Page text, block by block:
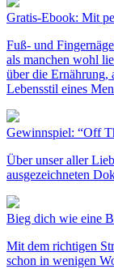
Gratis-Ebook: Mit
Fuß- und
als manchen wohl
über die Ernährung,
Lebensstil eines
Gewinnspiel: “Off
Über unser aller
ausgezeichneten
Bieg dich wie eine
Mit dem richtigen
schon in wenigen